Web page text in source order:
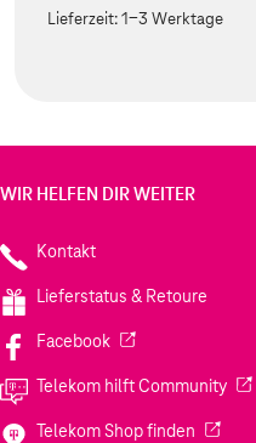
Lieferzeit:1-3 Werktage
WIR HELFEN DIR WEITER
Kontakt
Lieferstatus & Retoure
Facebook(Wird in einem
Telekom hilft Community
Telekom Shop finden (Wird